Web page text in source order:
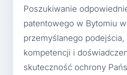
Poszukiwanie
patentowego w Bytomiu
przemyślanego
kompetencji i
skuteczność ochrony